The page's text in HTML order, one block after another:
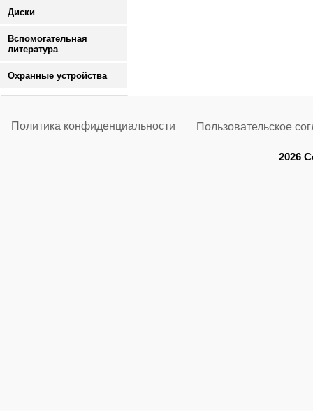
Диски
Вспомогательная
литература
Охранные устройства
Политика конфиденциальности Пользовательское
2026